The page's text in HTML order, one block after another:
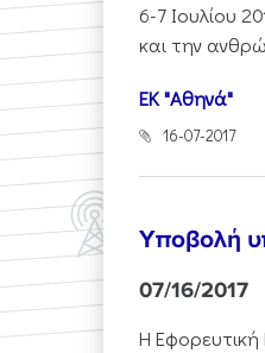
6-7 Ιουλίου
και την
ΕΚ "Αθηνά"
16-07-2017
Υποβολή
07/16/2017
Η